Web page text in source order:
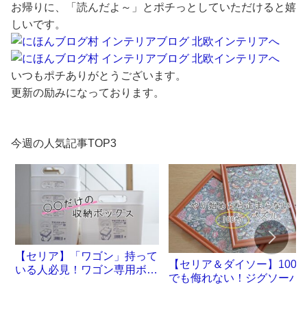
お帰りに、「読んだよ～」とポチっとしていただけると嬉
しいです。
いつもポチありがとうございます。
更新の励みになっております。
今週の人気記事TOP3
【セリア】「ワゴン」持って
いる人必見！ワゴン専用ボッ
【セリア＆ダイソー】100円
でも侮れない！ジグソーパ